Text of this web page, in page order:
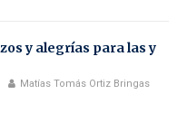
y alegrías para las y
Matías Tomás Ortiz Bringas